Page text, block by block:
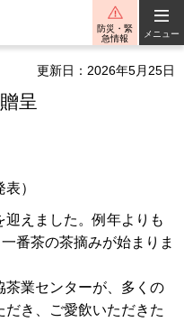
防災・緊
急情報
メニュー
更新日：2026年5月25日
呈
）
えました。例年よりも
番茶の茶摘みが始まりま
茶業センターが、多くの
き、ご愛飲いただきた